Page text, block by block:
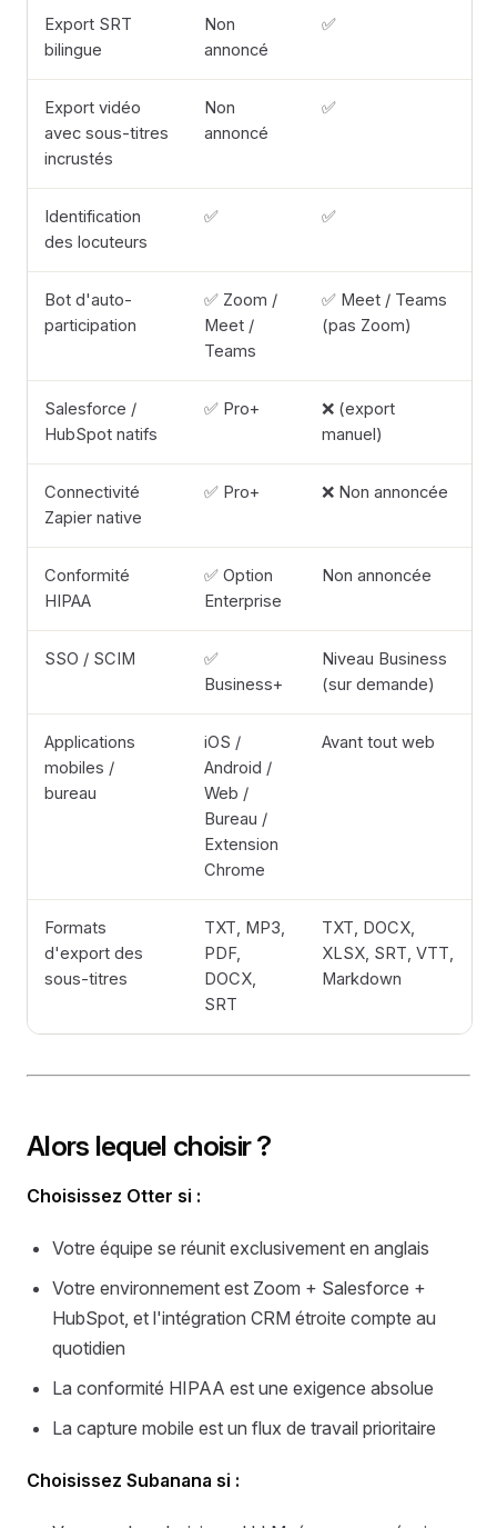
Export SRT
bilingue
Non
annoncé
✅
Export vidéo
avec sous-titres
incrustés
Non
annoncé
✅
Identification
des locuteurs
✅ ✅
Bot d'auto-
participation
✅ Zoom /
Meet /
Teams
✅ Meet / Teams
(pas Zoom)
Salesforce /
HubSpot natifs
✅ Pro+
❌ (export
manuel)
Connectivité
Zapier native
✅ Pro+ ❌ Non annoncée
Conformité
HIPAA
✅ Option
Enterprise
Non annoncée
SSO / SCIM
✅
Business+
Niveau Business
(sur demande)
Applications
mobiles /
bureau
iOS /
Android /
Web /
Bureau /
Extension
Chrome
Avant tout web
Formats
d'export des
sous-titres
TXT, MP3,
PDF,
DOCX,
SRT
TXT, DOCX,
XLSX, SRT, VTT,
Markdown
Alors lequel choisir ?
Choisissez Otter si :
Votre équipe se réunit exclusivement en anglais
Votre environnement est Zoom + Salesforce +
HubSpot, et l'intégration CRM étroite compte au
quotidien
La conformité HIPAA est une exigence absolue
La capture mobile est un flux de travail prioritaire
Choisissez Subanana si :